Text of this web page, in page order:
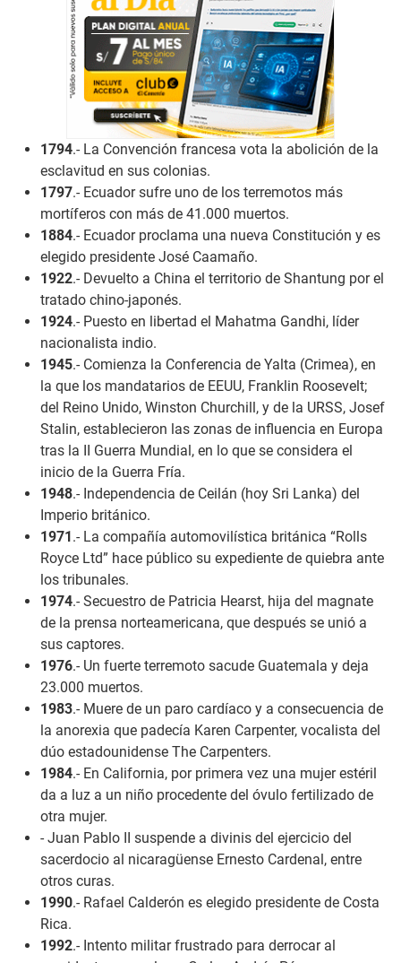
1794.- La Convención francesa vota la abolición de la
esclavitud en sus colonias.
1797.- Ecuador sufre uno de los terremotos más
mortíferos con más de 41.000 muertos.
1884.- Ecuador proclama una nueva Constitución y es
elegido presidente José Caamaño.
1922.- Devuelto a China el territorio de Shantung por el
tratado chino-japonés.
1924.- Puesto en libertad el Mahatma Gandhi, líder
nacionalista indio.
1945.- Comienza la Conferencia de Yalta (Crimea), en
la que los mandatarios de EEUU, Franklin Roosevelt;
del Reino Unido, Winston Churchill, y de la URSS, Josef
Stalin, establecieron las zonas de influencia en Europa
tras la II Guerra Mundial, en lo que se considera el
inicio de la Guerra Fría.
1948.- Independencia de Ceilán (hoy Sri Lanka) del
Imperio británico.
1971.- La compañía automovilística británica “Rolls
Royce Ltd” hace público su expediente de quiebra ante
los tribunales.
1974.- Secuestro de Patricia Hearst, hija del magnate
de la prensa norteamericana, que después se unió a
sus captores.
1976.- Un fuerte terremoto sacude Guatemala y deja
23.000 muertos.
1983.- Muere de un paro cardíaco y a consecuencia de
la anorexia que padecía Karen Carpenter, vocalista del
dúo estadounidense The Carpenters.
1984.- En California, por primera vez una mujer estéril
da a luz a un niño procedente del óvulo fertilizado de
otra mujer.
- Juan Pablo II suspende a divinis del ejercicio del
sacerdocio al nicaragüense Ernesto Cardenal, entre
otros curas.
1990.- Rafael Calderón es elegido presidente de Costa
Rica.
1992.- Intento militar frustrado para derrocar al